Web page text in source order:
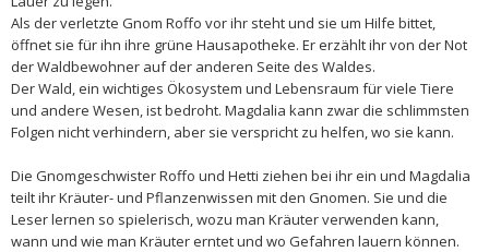
Als der verletzte Gnom Roffo vor ihr steht und sie um Hilfe bittet,
öffnet sie für ihn ihre grüne Hausapotheke. Er erzählt ihr von der Not
der Waldbewohner auf der anderen Seite des Waldes.
Der Wald, ein wichtiges Ökosystem und Lebensraum für viele Tiere
und andere Wesen, ist bedroht. Magdalia kann zwar die schlimmsten
Folgen nicht verhindern, aber sie verspricht zu helfen, wo sie kann.
Die Gnomgeschwister Roffo und Hetti ziehen bei ihr ein und Magdalia
teilt ihr Kräuter- und Pflanzenwissen mit den Gnomen. Sie und die
Leser lernen so spielerisch, wozu man Kräuter verwenden kann,
wann und wie man Kräuter erntet und wo Gefahren lauern können.